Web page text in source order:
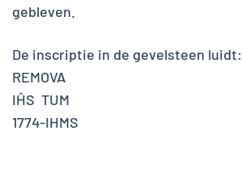
gebleven.
De inscriptie in de gevelsteen luidt:
REMOVA
IĤS TUM
1774-IHMS